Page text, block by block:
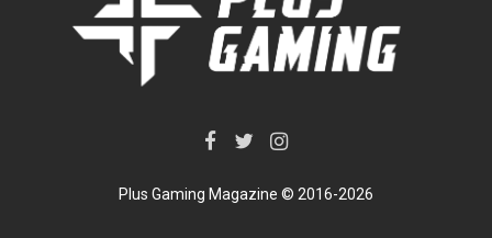
Plus Gaming Magazine © 2016-2026